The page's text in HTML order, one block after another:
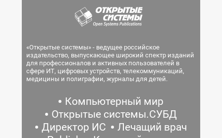
«Открытые системы» - ведущее российское
издательство, выпускающее широкий спектр изданий
для профессионалов и активных пользователей в
сфере ИТ, цифровых устройств, телекоммуникаций,
медицины и полиграфии, журналы для детей.
Компьютерный мир
Открытые системы.СУБД
Директор ИС
Лечащий врач